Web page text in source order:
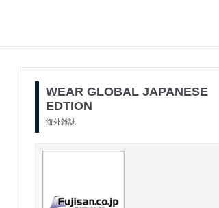
WEAR GLOBAL JAPANESE
EDTION
海外雑誌